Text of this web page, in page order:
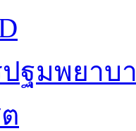
ฐมพยาบ